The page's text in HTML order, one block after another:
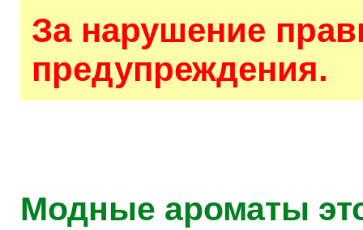
За нарушение
предупреждения.
Модные ароматы